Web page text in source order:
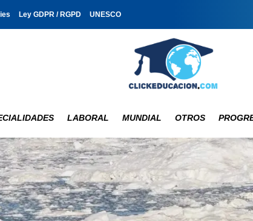
Ley GDPR / RGPD UNESCO
LABORAL MUNDIAL OTROS